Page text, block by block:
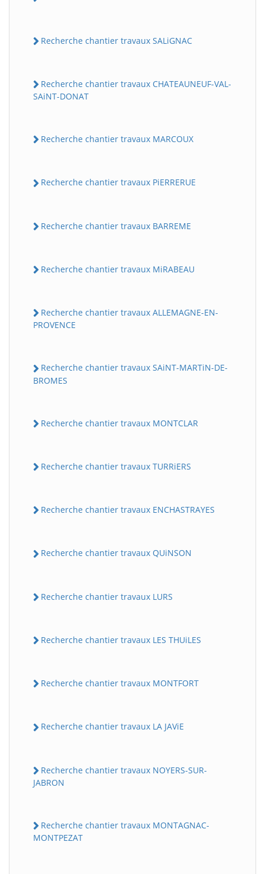
Recherche chantier travaux SALiGNAC
Recherche chantier travaux CHATEAUNEUF-VAL-
SAiNT-DONAT
Recherche chantier travaux MARCOUX
Recherche chantier travaux PiERRERUE
Recherche chantier travaux BARREME
Recherche chantier travaux MiRABEAU
Recherche chantier travaux ALLEMAGNE-EN-
PROVENCE
Recherche chantier travaux SAiNT-MARTiN-DE-
BROMES
Recherche chantier travaux MONTCLAR
Recherche chantier travaux TURRiERS
Recherche chantier travaux ENCHASTRAYES
Recherche chantier travaux QUiNSON
Recherche chantier travaux LURS
Recherche chantier travaux LES THUiLES
Recherche chantier travaux MONTFORT
Recherche chantier travaux LA JAViE
Recherche chantier travaux NOYERS-SUR-
JABRON
Recherche chantier travaux MONTAGNAC-
MONTPEZAT